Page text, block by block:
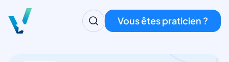
Vous êtes praticien ?